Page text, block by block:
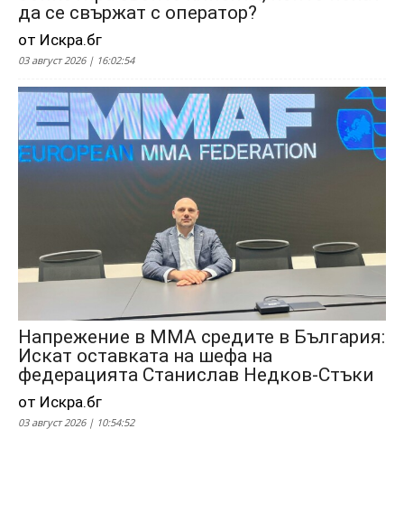
да се свържат с оператор?
от Искра.бг
03 август 2026 | 16:02:54
Напрежение в ММА средите в България:
Искат оставката на шефа на
федерацията Станислав Недков-Стъки
от Искра.бг
03 август 2026 | 10:54:52